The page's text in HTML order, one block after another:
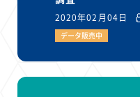
2020年02月04日
データ販売中